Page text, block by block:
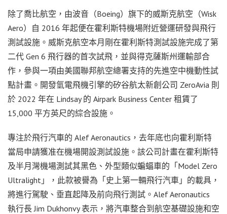
除了喬比航空，由波音（Boeing）旗下的威斯克航空（Wisk
Aero）自 2016 年起便在霍利斯特機場附近營運研發與飛行
測試設施。威斯克航空本月剛在霍利斯特測試設施完成了第
二代 Gen 6 飛行器的首次試飛，並與得克薩斯州運輸部合
作，參與一項由美國聯邦航空總署支持的先進空中機動性試
點計畫。開發氫電飛機引擎的矽谷航太新創公司 ZeroAvia 則
於 2022 年在 Lindsay 的 Airpark Business Center 租賃了
15,000 平方英尺的綜合設施。
專注於飛行汽車的 Alef Aeronautics，去年底也向霍利斯特
當局申請獲准在機場開設測試設施。該公司計畫在霍利斯特
及半月灣機場測試其黑色、外型類似蝙蝠車的「Model Zero
Ultralight」，此款被譽為「史上第一輛飛行汽車」的載具，
將進行駕駛、垂直起降及前向飛行測試。Alef Aeronautics
執行長 Jim Dukhonvy 表示，將汽車整合到航空基礎設施和空